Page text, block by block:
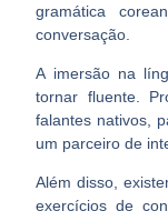
gramática
conversação.
A imersão na
tornar fluente.
falantes nativos ,
um parceiro de
Além disso,
exercícios de